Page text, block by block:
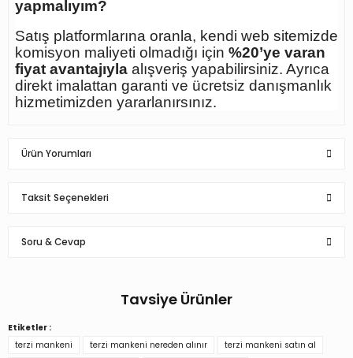
yapmalıyım?
Satış platformlarına oranla, kendi web sitemizde
komisyon maliyeti olmadığı için %20’ye varan
fiyat avantajıyla alışveriş yapabilirsiniz. Ayrıca
direkt imalattan garanti ve ücretsiz danışmanlık
hizmetimizden yararlanırsınız.
Ürün Yorumları
Taksit Seçenekleri
Soru & Cevap
Ürün hakkında henüz soru sorulmamış.
Soru Sor
Tavsiye Ürünler
Etiketler :
terzi mankeni
terzi mankeni nereden alınır
terzi mankeni satın al